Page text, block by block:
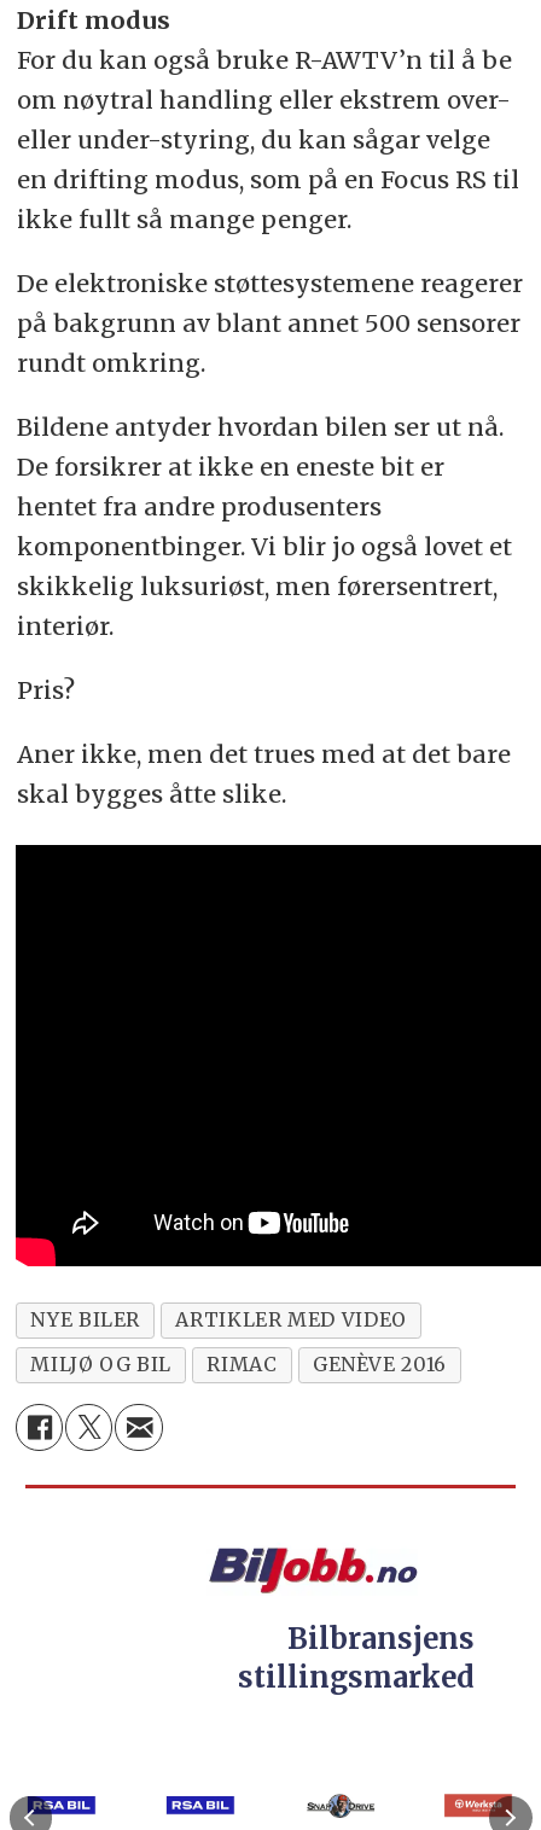
Drift modus
For du kan også bruke R-AWTV’n til å be
om nøytral handling eller ekstrem over-
eller under-styring, du kan sågar velge
en drifting modus, som på en Focus RS til
ikke fullt så mange penger.
De elektroniske støttesystemene reagerer
på bakgrunn av blant annet 500 sensorer
rundt omkring.
Bildene antyder hvordan bilen ser ut nå.
De forsikrer at ikke en eneste bit er
hentet fra andre produsenters
komponentbinger. Vi blir jo også lovet et
skikkelig luksuriøst, men førersentrert,
interiør.
Pris?
Aner ikke, men det trues med at det bare
skal bygges åtte slike.
NYE BILER
ARTIKLER MED VIDEO
MILJØ OG BIL
RIMAC GENÈVE 2016
Bilbransjens
stillingsmarked